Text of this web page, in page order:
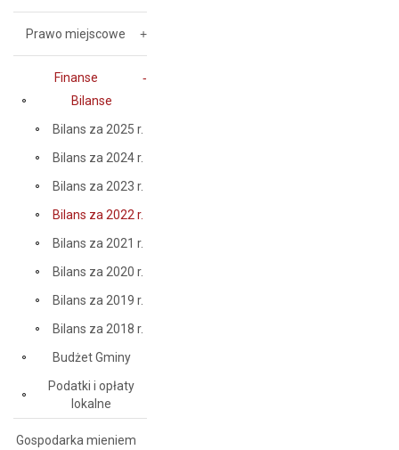
Prawo miejscowe
Finanse
Bilanse
Bilans za 2025 r.
Bilans za 2024 r.
Bilans za 2023 r.
Bilans za 2022 r.
Bilans za 2021 r.
Bilans za 2020 r.
Bilans za 2019 r.
Bilans za 2018 r.
Budżet Gminy
Podatki i opłaty
lokalne
Gospodarka mieniem